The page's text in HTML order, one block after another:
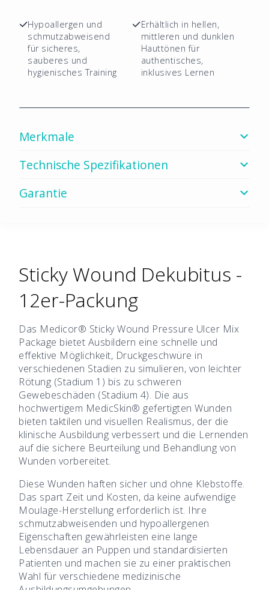
Hypoallergen und
schmutzabweisend
für sicheres,
sauberes und
hygienisches Training
Erhältlich in hellen,
mittleren und dunklen
Hauttönen für
authentisches,
inklusives Lernen
Merkmale
Technische Spezifikationen
Garantie
Sticky Wound Dekubitus -
12er-Packung
Das Medicor® Sticky Wound Pressure Ulcer Mix
Package bietet Ausbildern eine schnelle und
effektive Möglichkeit, Druckgeschwüre in
verschiedenen Stadien zu simulieren, von leichter
Rötung (Stadium 1) bis zu schweren
Gewebeschäden (Stadium 4). Die aus
hochwertigem MedicSkin® gefertigten Wunden
bieten taktilen und visuellen Realismus, der die
klinische Ausbildung verbessert und die Lernenden
auf die sichere Beurteilung und Behandlung von
Wunden vorbereitet.
Diese Wunden haften sicher und ohne Klebstoffe.
Das spart Zeit und Kosten, da keine aufwendige
Moulage-Herstellung erforderlich ist. Ihre
schmutzabweisenden und hypoallergenen
Eigenschaften gewährleisten eine lange
Lebensdauer an Puppen und standardisierten
Patienten und machen sie zu einer praktischen
Wahl für verschiedene medizinische